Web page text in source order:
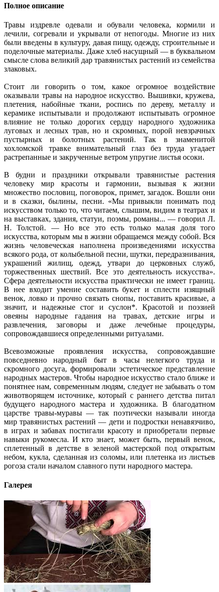
Полное описание
Травы издревле одевали и обували человека, кормили и
лечили, согревали и укрывали от непогоды. Многие из них
были введены в культуру, давая пищу, одежду, строительные и
поделочные материалы. Даже хлеб насущный — в буквальном
смысле слова великий дар травянистых растений из семейства
злаковых.
Стоит ли говорить о том, какое огромное воздействие
оказывали травы на народное искусство. Вышивки, кружева,
плетения, набойные ткани, роспись по дереву, металлу и
керамике испытывали и продолжают испытывать огромное
влияние не только дорогих сердцу народного художника
луговых и лесных трав, но и скромных, порой невзрачных
пустырных и болотных растений. Так в знаменитой
хохломской травке внимательный глаз без труда угадает
растрепанные и закрученные ветром упругие листья осоки.
В будни и праздники открывали травянистые растения
человеку мир красоты и гармонии, вызывая к жизни
множество пословиц, поговорок, примет, загадок. Вошли они
и в сказки, былины, песни. «Мы привыкли понимать под
искусством только то, что читаем, слышим, видим в театрах и
на выставках, здания, статуи, поэмы, романы... — говорил Л.
Н. Толстой. — Но все это есть только малая доля того
искусства, которым мы в жизни обращаемся между собой. Вся
жизнь человеческая наполнена произведениями искусства
всякого рода, от колыбельной песни, шутки, передразнивания,
украшений жилищ, одежд, утвари до церковных служб,
торжественных шествий. Все это деятельность искусства».
Сфера деятельности искусства практически не имеет границ.
В нее входит умение составить букет и сплести изящный
венок, ловко и прочно связать снопы, поставить красивые, а
значит, и надежные стог и суслон*. Красотой и поэзией
овеяны народные гадания на травах, детские игры и
развлечения, заговоры и даже лечебные процедуры,
сопровождавшиеся определенными ритуалами.
Всевозможные проявления искусства, сопровождавшие
повседневно народный быт в часы нелегкого труда и
скромного досуга, формировали эстетическое представление
народных мастеров. Чтобы народное искусство стало ближе и
понятнее нам, современным людям, следует не забывать о том
животворящем источнике, который с раннего детства питал
будущего народного мастера и художника. В благодатном
царстве травы-муравы — так поэтически называли иногда
мир травянистых растений — дети и подростки ненавязчиво,
в играх и забавах постигали красоту и приобретали первые
навыки рукомесла. И кто знает, может быть, первый венок,
сплетенный в детстве в зеленой мастерской под открытым
небом, кукла, сделанная из соломы, или плетенка из листьев
рогоза стали началом славного пути народного мастера.
Галерея